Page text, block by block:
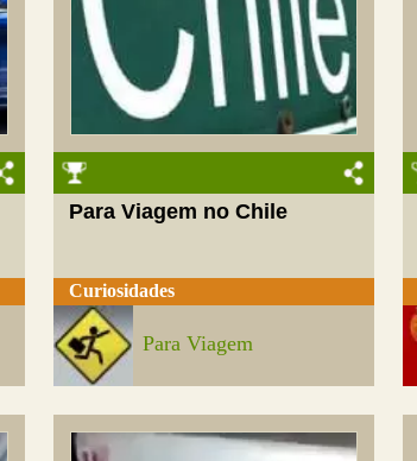
Para Viagem no Chile
Curiosidades
Para Viagem